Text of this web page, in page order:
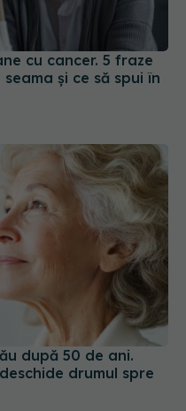
cu cancer. 5 fraze
și ce să spui în
după 50 de ani.
drumul spre